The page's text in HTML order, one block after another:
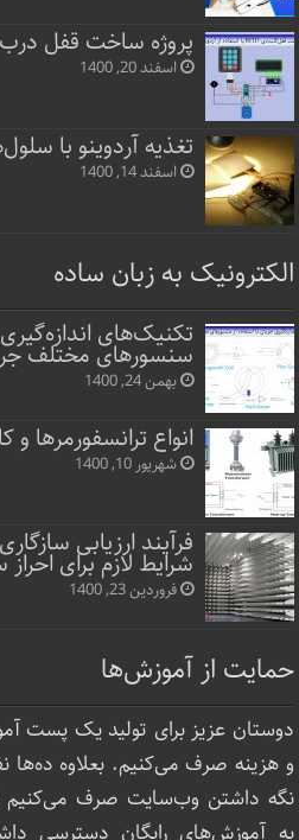
پروژه ساخت قفل‌ درب RFID با آردوینو
اسفند 20, 1400
تغذیه آردوینو با
اسفند 14, 1400
الکترونیک به زبان ساده
تکنیک‌های
سنسورهای مختلف
بهمن 24, 1400
انواع ترانسفورمرها و
شهریور 10, 1400
فرآیند ارزیابی
شرایط لازم برای احراز
فروردین 23, 1400
حمایت از آموزش‌ها
دوستان عزیز برای تولید یک پست
و هزینه صرف می‌کنیم. بعلاوه ده‌ها
نگه داشتن وب‌سایت صرف ‌می‌کنیم
به آموزش‌های رایگان دسترسی